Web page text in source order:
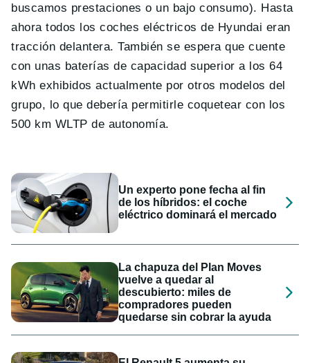
buscamos prestaciones o un bajo consumo). Hasta
ahora todos los coches eléctricos de Hyundai eran
tracción delantera. También se espera que cuente
con unas baterías de capacidad superior a los 64
kWh exhibidos actualmente por otros modelos del
grupo, lo que debería permitirle coquetear con los
500 km WLTP de autonomía.
Un experto pone fecha al fin
de los híbridos: el coche
eléctrico dominará el mercado
La chapuza del Plan Moves
vuelve a quedar al
descubierto: miles de
compradores pueden
quedarse sin cobrar la ayuda